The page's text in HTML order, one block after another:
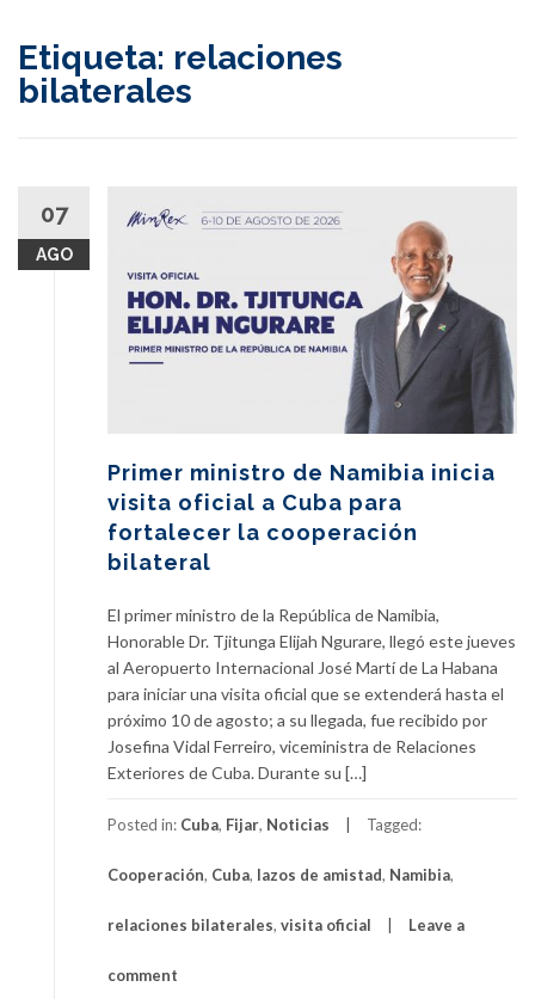
Etiqueta: relaciones
bilaterales
07
AGO
Primer ministro de Namibia inicia
visita oficial a Cuba para
fortalecer la cooperación
bilateral
El primer ministro de la República de Namibia,
Honorable Dr. Tjitunga Elijah Ngurare, llegó este jueves
al Aeropuerto Internacional José Martí de La Habana
para iniciar una visita oficial que se extenderá hasta el
próximo 10 de agosto; a su llegada, fue recibido por
Josefina Vidal Ferreiro, viceministra de Relaciones
Exteriores de Cuba. Durante su […]
Posted in: Cuba, Fijar, Noticias Tagged:
Cooperación, Cuba, lazos de amistad, Namibia,
relaciones bilaterales, visita oficial Leave a
comment